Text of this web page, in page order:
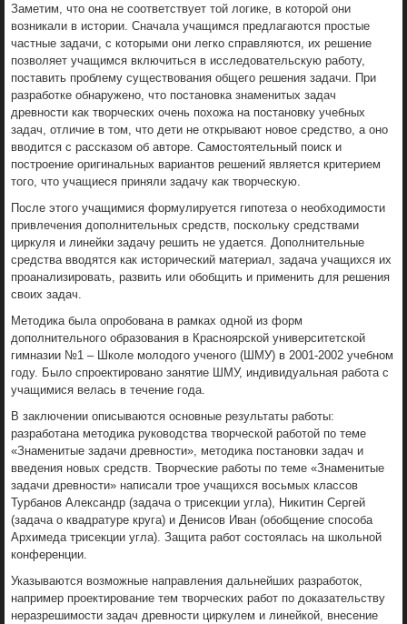
Заметим, что она не соответствует той логике, в которой они
возникали в истории. Сначала учащимся предлагаются простые
частные задачи, с которыми они легко справляются, их решение
позволяет учащимся включиться в исследовательскую работу,
поставить проблему существования общего решения задачи. При
разработке обнаружено, что постановка знаменитых задач
древности как творческих очень похожа на постановку учебных
задач, отличие в том, что дети не открывают новое средство, а оно
вводится с рассказом об авторе. Самостоятельный поиск и
построение оригинальных вариантов решений является критерием
того, что учащиеся приняли задачу как творческую.
После этого учащимися формулируется гипотеза о необходимости
привлечения дополнительных средств, поскольку средствами
циркуля и линейки задачу решить не удается. Дополнительные
средства вводятся как исторический материал, задача учащихся их
проанализировать, развить или обобщить и применить для решения
своих задач.
Методика была опробована в рамках одной из форм
дополнительного образования в Красноярской университетской
гимназии №1 – Школе молодого ученого (ШМУ) в 2001-2002 учебном
году. Было спроектировано занятие ШМУ, индивидуальная работа с
учащимися велась в течение года.
В заключении описываются основные результаты работы:
разработана методика руководства творческой работой по теме
«Знаменитые задачи древности», методика постановки задач и
введения новых средств. Творческие работы по теме «Знаменитые
задачи древности» написали трое учащихся восьмых классов
Турбанов Александр (задача о трисекции угла), Никитин Сергей
(задача о квадратуре круга) и Денисов Иван (обобщение способа
Архимеда трисекции угла). Защита работ состоялась на школьной
конференции.
Указываются возможные направления дальнейших разработок,
например проектирование тем творческих работ по доказательству
неразрешимости задач древности циркулем и линейкой, внесение